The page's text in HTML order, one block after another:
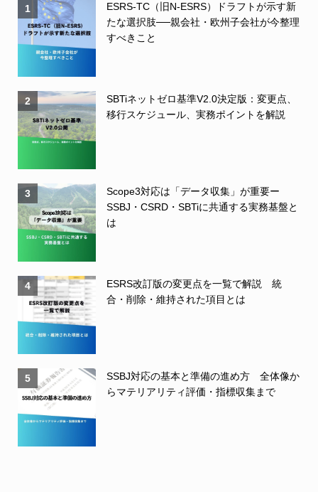
1
ESRS-TC（旧N-ESRS）ドラフトが示す新
たな選択肢──親会社・欧州子会社が今整理
すべきこと
2
SBTiネットゼロ基準V2.0決定版：変更点、
移行スケジュール、実務ポイントを解説
3
Scope3対応は「データ収集」が重要ー
SSBJ・CSRD・SBTiに共通する実務基盤と
は
4
ESRS改訂版の変更点を一覧で解説 統
合・削除・維持された項目とは
5
SSBJ対応の基本と準備の進め方 全体像か
らマテリアリティ評価・指標収集まで